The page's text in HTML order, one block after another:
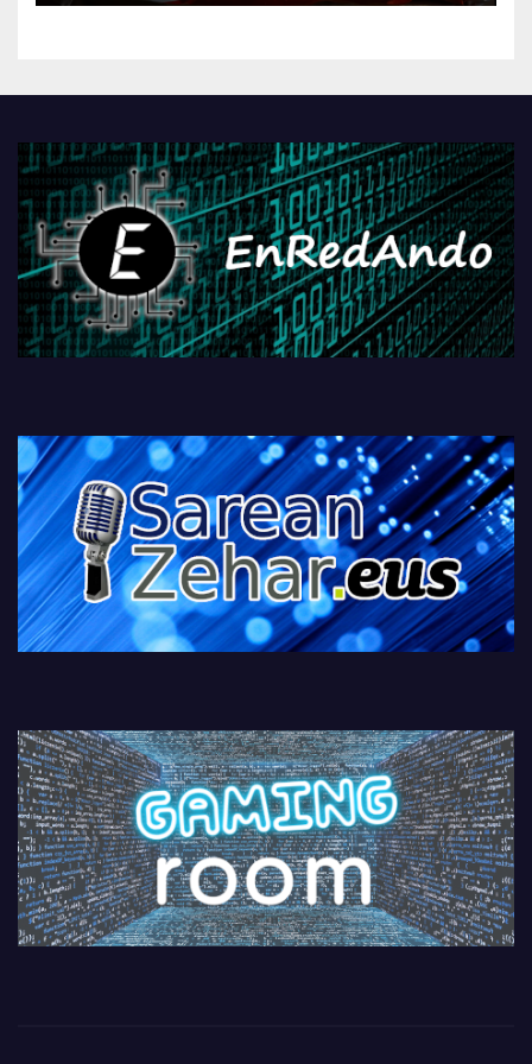
kontrola, Googleri behin
PlayStationeko bideojoko